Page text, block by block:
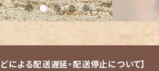
どによる配送遅延・配送停止について】